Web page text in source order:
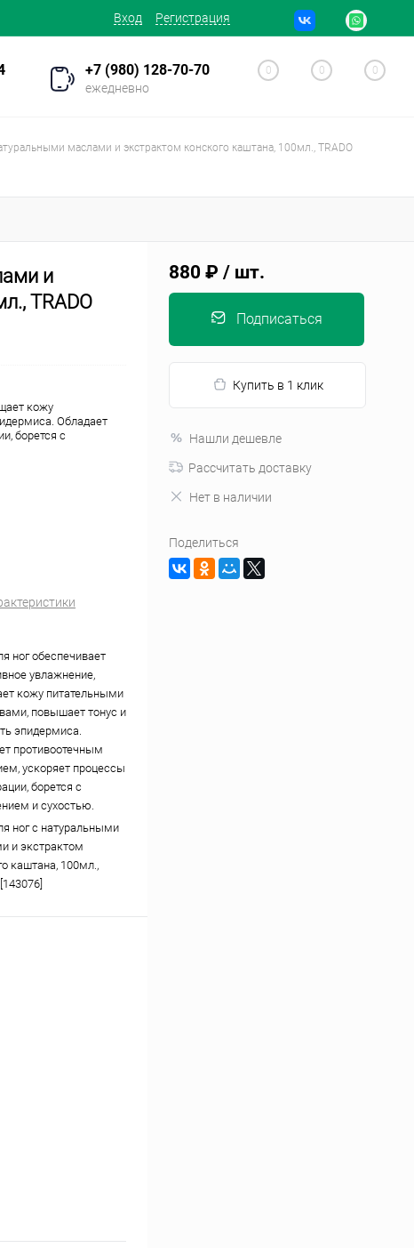
Вход Регистрация
+7 (980) 128-70-70
ежедневно
0 0 0
маслами и экстрактом конского каштана, 100мл., TRADO
и
TRADO
кожу
Обладает
борется с
ног обеспечивает
увлажнение,
кожу питательными
повышает тонус и
эпидермиса.
противоотечным
ускоряет процессы
борется с
и сухостью.
ног с натуральными
и экстрактом
каштана, 100мл.,
880 ₽ / шт.
Подписаться
Купить в 1 клик
Нашли дешевле
Рассчитать доставку
Нет в наличии
Поделиться